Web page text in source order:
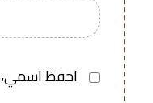
احفظ اسمي،